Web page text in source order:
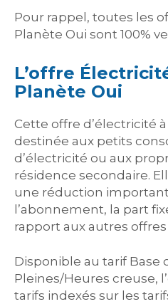
Pour rappel, toutes les
Planète Oui sont 100%
L’offre
Planète Oui
Cette offre d’électricité
destinée aux petits
d’électricité ou aux
résidence secondaire.
une réduction
l’abonnement, la part
rapport aux autres
Disponible au tarif Base
Pleines/Heures creuse,
tarifs indexés sur les